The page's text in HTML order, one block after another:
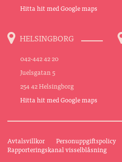
Hitta hit med Google maps
HELSINGBORG
042-442 42 20
Juelsgatan 5
254 42 Helsingborg
Hitta hit med Google maps
Avtalsvillkor Personuppgiftspolicy
Rapporteringskanal visselblåsning